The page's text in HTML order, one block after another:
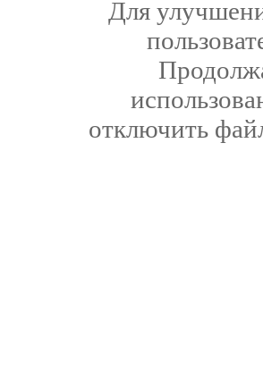
Для
отключить